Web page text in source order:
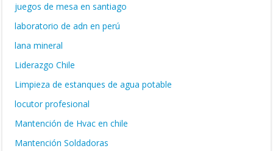
juegos de mesa en santiago
laboratorio de adn en perú
lana mineral
Liderazgo Chile
Limpieza de estanques de agua potable
locutor profesional
Mantención de Hvac en chile
Mantención Soldadoras